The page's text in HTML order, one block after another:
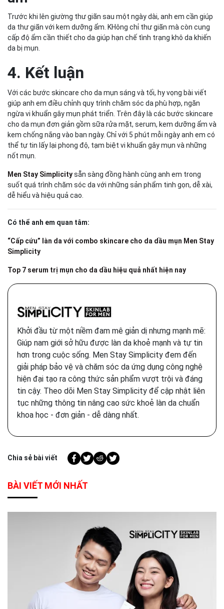
Trước khi lên giường thư giãn sau một ngày dài, anh em cần giúp
da thư giãn với kem dưỡng ẩm. KHông chỉ thư giãn mà còn cung
cấp độ ẩm cần thiết cho da giúp hạn chế tình trạng khô da khiến
da bị mụn.
4. Kết luận
Với các bước skincare cho da mụn sáng và tối, hy vọng bài viết
giúp anh em điều chỉnh quy trình chăm sóc da phù hợp, ngăn
ngừa vi khuẩn gây mụn phát triển. Trên đây là các bước skincare
cho da mụn đơn giản gồm sữa rửa mặt, serum, kem dưỡng ẩm và
kem chống nắng vào ban ngày. Chỉ với 5 phút mỗi ngày anh em có
thể tự tin lấy lại phong độ, tạm biệt vi khuẩn gây mụn và những
nốt mụn.
Men Stay Simplicitysẵn sàng đồng hành cùng anh em trong
suốt quá trình chăm sóc da với những sản phẩm tinh gọn, dễ xài,
dễ hiểu và hiệu quả cao.
Có thể anh em quan tâm:
“Cấp cứu” làn da với combo skincare cho da dầu mụn Men Stay
Simplicity
Top 7 serum trị mụn cho da dầu hiệu quả nhất hiện nay
Khởi đầu từ một niềm đam mê giản dị nhưng mạnh mẽ:
Giúp nam giới sở hữu được làn da khoẻ mạnh và tự tin
hơn trong cuộc sống. Men Stay Simplicity đem đến
giải pháp bảo vệ và chăm sóc da ứng dụng công nghệ
hiện đại tạo ra công thức sản phẩm vượt trội và đáng
tin cậy. Theo dõi Men Stay Simplicity để cập nhật liên
tục những thông tin nâng cao sức khoẻ làn da chuẩn
khoa học - đơn giản - dễ dàng nhất.
Chia sẻ bài viết
BÀI VIẾT MỚI NHẤT